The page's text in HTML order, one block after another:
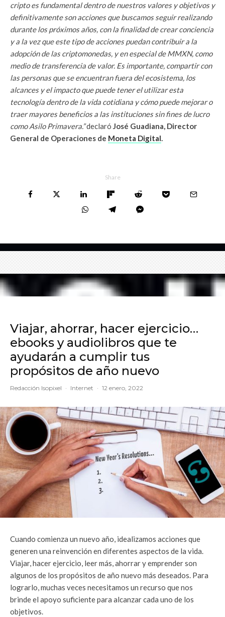
cripto es fundamental dentro de nuestros valores y objetivos y
definitivamente son acciones que buscamos seguir realizando
durante los próximos años, con la finalidad de crear conciencia
y a la vez que este tipo de acciones puedan contribuir a la
adopción de las criptomonedas, y en especial de MMXN, como
medio de transferencia de valor. Es importante, compartir con
las personas que se encuentran fuera del ecosistema, los
alcances y el impacto que puede tener el utilizar esta
tecnología dentro de la vida cotidiana y cómo puede mejorar o
traer mayores beneficios a las instituciones sin fines de lucro
como Asilo Primavera.”declaró José Guadiana, Director
General de Operaciones de Moneta Digital.
Share
Viajar, ahorrar, hacer ejercicio…
ebooks y audiolibros que te
ayudarán a cumplir tus
propósitos de año nuevo
Redacción Isopixel · Internet · 12 enero, 2022
Cuando comienza un nuevo año, idealizamos acciones que
generen una reinvención en diferentes aspectos de la vida.
Viajar, hacer ejercicio, leer más, ahorrar y emprender son
algunos de los propósitos de año nuevo más deseados. Para
lograrlo, muchas veces necesitamos un recurso que nos
brinde el apoyo suficiente para alcanzar cada uno de los
objetivos.